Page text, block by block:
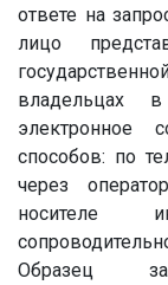
ответе на
лицо
владельцах
электронное
способов: по
через
носителе
Образец